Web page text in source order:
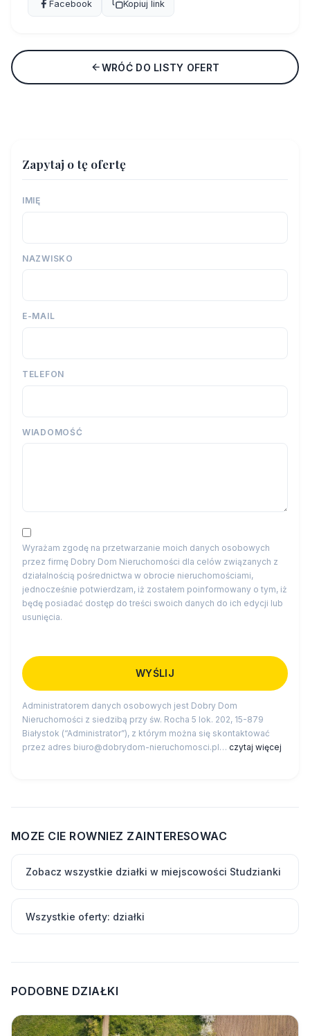
Facebook Kopiuj link
WRÓĆ DO LISTY OFERT
Zapytaj o tę ofertę
IMIĘ
NAZWISKO
E-MAIL
TELEFON
WIADOMOŚĆ
Wyrażam zgodę na przetwarzanie moich danych osobowych
przez firmę Dobry Dom Nieruchomości dla celów związanych z
działalnością pośrednictwa w obrocie nieruchomościami,
jednocześnie potwierdzam, iż zostałem poinformowany o tym, iż
będę posiadać dostęp do treści swoich danych do ich edycji lub
usunięcia.
Administratorem danych osobowych jest Dobry Dom
Nieruchomości z siedzibą przy św. Rocha 5 lok. 202, 15-879
Białystok (“Administrator”), z którym można się skontaktować
przez adres biuro@dobrydom-nieruchomosci.pl… czytaj więcej
MOZE CIE ROWNIEZ ZAINTERESOWAC
Zobacz wszystkie działki w miejscowości Studzianki
Wszystkie oferty: działki
PODOBNE DZIAŁKI